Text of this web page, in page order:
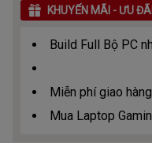
KHUYẾN MÃI - ƯU ĐÃI
Build Full Bộ PC
Miễn phí giao
Mua Laptop